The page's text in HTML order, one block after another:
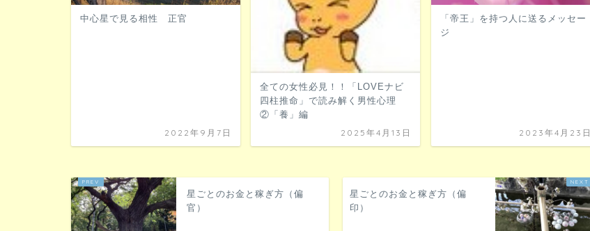
中心星で見る相性 正官
2022年9月7日
全ての女性必見！！「LOVEナビ
四柱推命」で読み解く男性心理
②「養」編
2025年4月13日
「帝王」を持つ人に送るメッセー
ジ
2023年4月23日
星ごとのお金と稼ぎ方（偏
官）
星ごとのお金と稼ぎ方（偏
印）